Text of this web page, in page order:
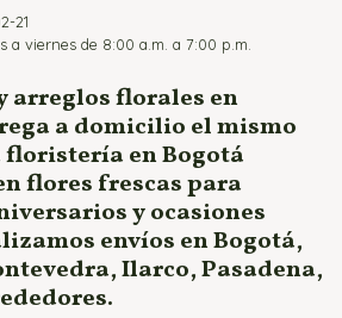
21
a viernes de 8:00 a.m. a 7:00 p.m.
arreglos florales en
a domicilio el mismo
floristería en Bogotá
flores frescas para
y ocasiones
envíos en Bogotá,
Ilarco, Pasadena,